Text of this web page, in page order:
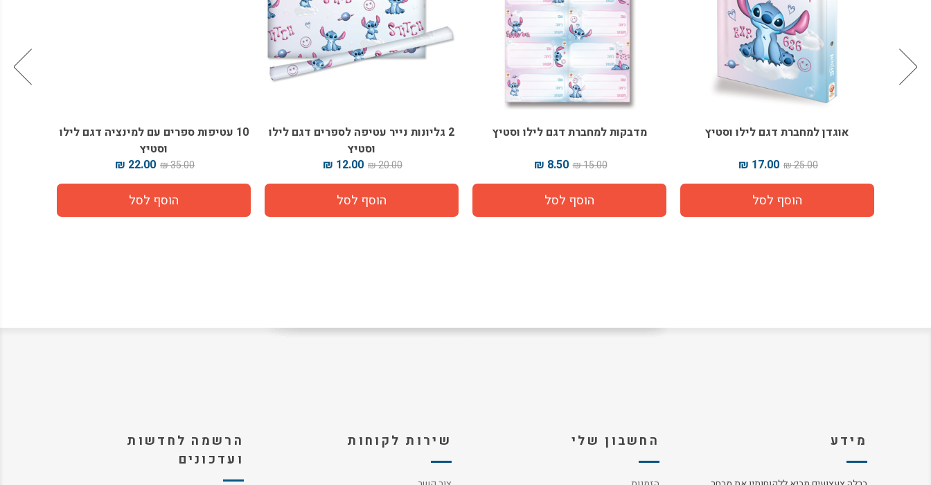
אוגדן למחברת דגם לילו וסטיץ
25.00 ₪
17.00 ₪
מדבקות למחברת דגם לילו וסטיץ
15.00 ₪
8.50 ₪
2 גליונות נייר עטיפה לספרים דגם לילו
וסטיץ
20.00 ₪
12.00 ₪
10 עטיפות ספרים עם למינציה דגם לילו
וסטיץ
35.00 ₪
22.00 ₪
מידע החשבון שלי שירות לקוחות
הרשמה לחדשות
ועדכונים